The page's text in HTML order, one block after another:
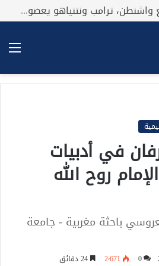
في أدبيات
روح الله
باحثة مغربية - جامعة
0 2٬671